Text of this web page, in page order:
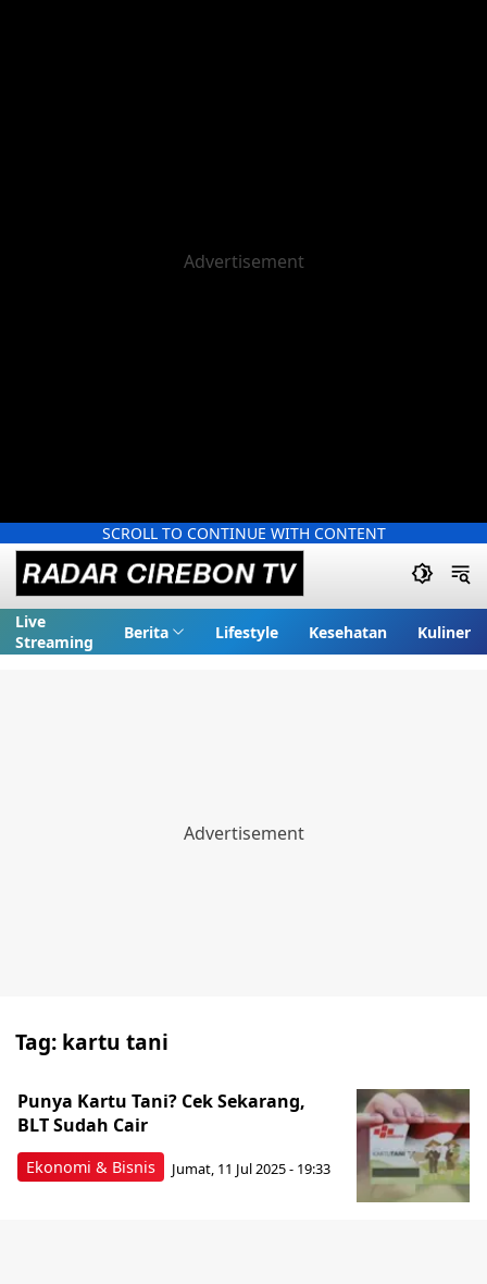
SCROLL TO CONTINUE WITH CONTENT
Live
Streaming
Berita Lifestyle Kesehatan Kuliner
Tag: kartu tani
Ekonomi & Bisnis
Punya Kartu Tani? Cek Sekarang,
BLT Sudah Cair
Jumat, 11 Jul 2025 - 19:33